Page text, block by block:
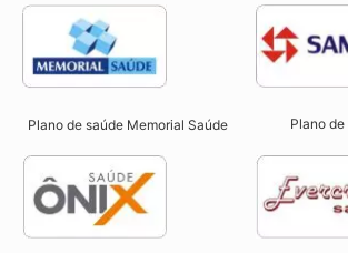
Plano de saúde Memorial Saúde Plano